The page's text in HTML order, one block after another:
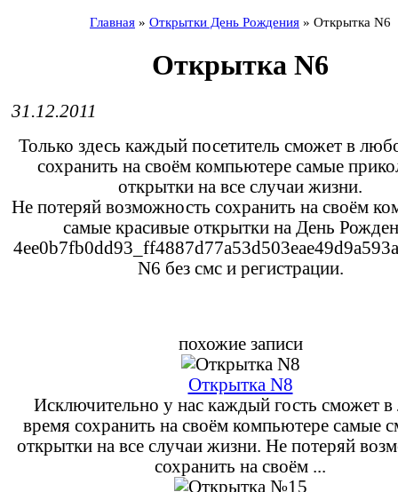
Главная » Открытки День Рождения » Открытка N6
Открытка N6
31.12.2011
Только здесь каждый посетитель сможет в
сохранить на своём компьютере самые
открытки на все случаи жизни.
Не потеряй возможность сохранить на своём
самые красивые открытки на День
N6 без смс и регистрации.
похожие записи
Открытка N8
Исключительно у нас каждый гость сможет
время сохранить на своём компьютере самые
открытки на все случаи жизни. Не потеряй
сохранить на своём ...